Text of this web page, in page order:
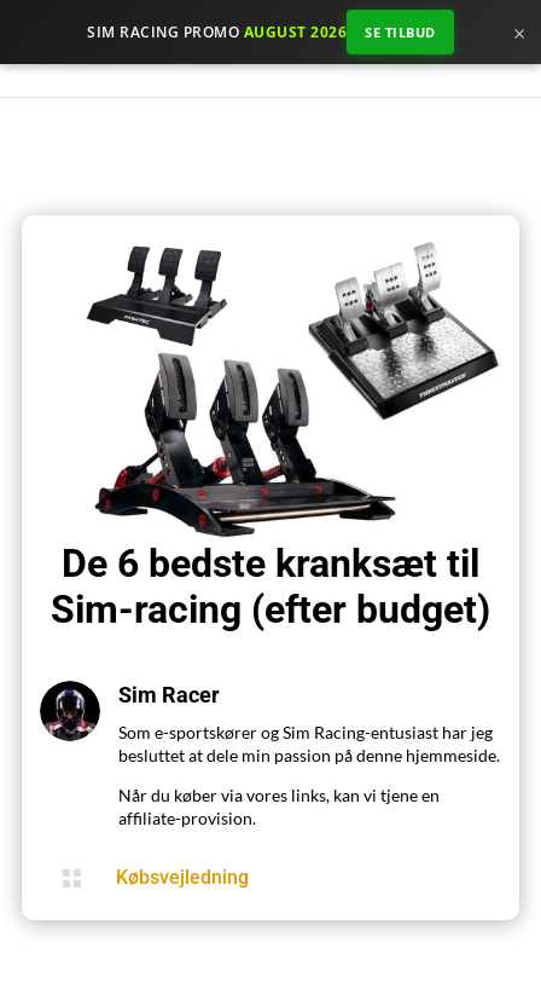
SIM RACING PROMO AUGUST 2026 SE TILBUD ×
De 6 bedste kranksæt til
Sim-racing (efter budget)
Sim Racer
Som e-sportskører og Sim Racing-entusiast har jeg
besluttet at dele min passion på denne hjemmeside.
Når du køber via vores links, kan vi tjene en
affiliate-provision.
 Købsvejledning